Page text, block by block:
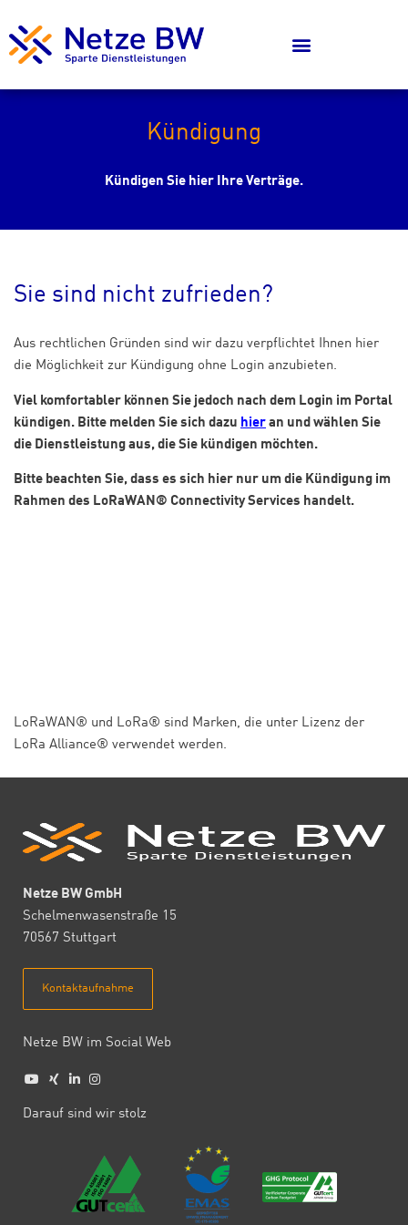
Kündigung
Kündigen Sie hier Ihre Verträge.
Sie sind nicht zufrieden?
Aus rechtlichen Gründen sind wir dazu verpflichtet Ihnen hier
die Möglichkeit zur Kündigung ohne Login anzubieten.
Viel komfortabler können Sie jedoch nach dem Login im Portal
kündigen. Bitte melden Sie sich dazu hier an und wählen Sie
die Dienstleistung aus, die Sie kündigen möchten.
Bitte beachten Sie, dass es sich hier nur um die Kündigung im
Rahmen des LoRaWAN® Connectivity Services handelt.
LoRaWAN® und LoRa® sind Marken, die unter Lizenz der
LoRa Alliance® verwendet werden.
Netze BW GmbH
Schelmenwasenstraße 15
70567 Stuttgart
Kontaktaufnahme
Netze BW im Social Web
Darauf sind wir stolz